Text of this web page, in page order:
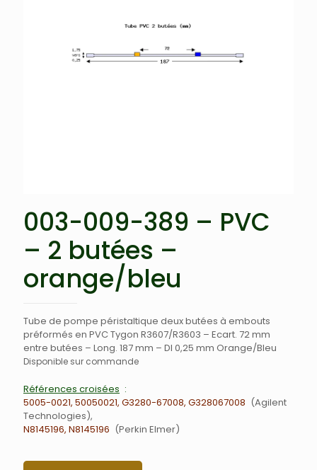
003-009-389 – PVC
– 2 butées –
orange/bleu
Tube de pompe péristaltique deux butées à embouts
préformés en PVC Tygon R3607/R3603 – Ecart. 72 mm
entre butées – Long. 187 mm – DI 0,25 mm Orange/Bleu
Disponible sur commande
Références croisées
5005-0021, 50050021, G3280-67008, G328067008
Agilent
Technologies
N8145196, N8145196
Perkin Elmer